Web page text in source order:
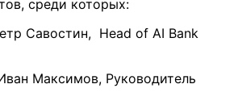
среди которых:
Савостин, Head of AI Bank
Максимов, Руководитель